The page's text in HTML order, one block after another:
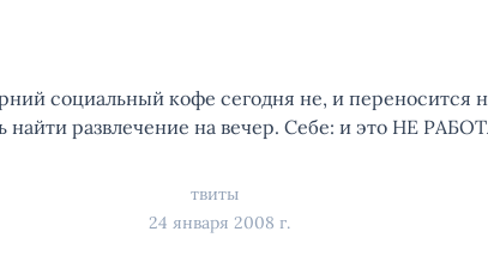
социальный кофе сегодня не, и переносится
найти развлечение на вечер. Себе: и это НЕ
твиты
24 января 2008 г.